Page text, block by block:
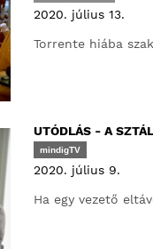
2020. július 13.
Torrente hiába
UTÓDLÁS - A
mindigTV
2020. július 9.
Ha egy vezető